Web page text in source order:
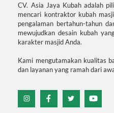
CV. Asia Jaya Kubah adalah
mencari kontraktor kubah
pengalaman bertahun-tahun
mewujudkan desain kubah
karakter masjid Anda.
Kami mengutamakan kualitas
dan layanan yang ramah dari
Icon
Icon
Icon
Icon